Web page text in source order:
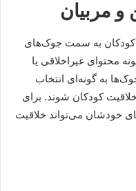
و مربیان
کودکان به سمت جوک‌های
محتوای غیراخلاقی یا
به گونه‌ای انتخاب
کودکان شوند. برای
خودشان می‌تواند خلاقیت